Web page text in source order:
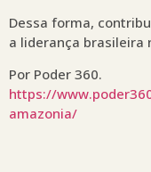
Dessa forma,
a liderança brasileira
Por Poder 360.
https://
amazonia/